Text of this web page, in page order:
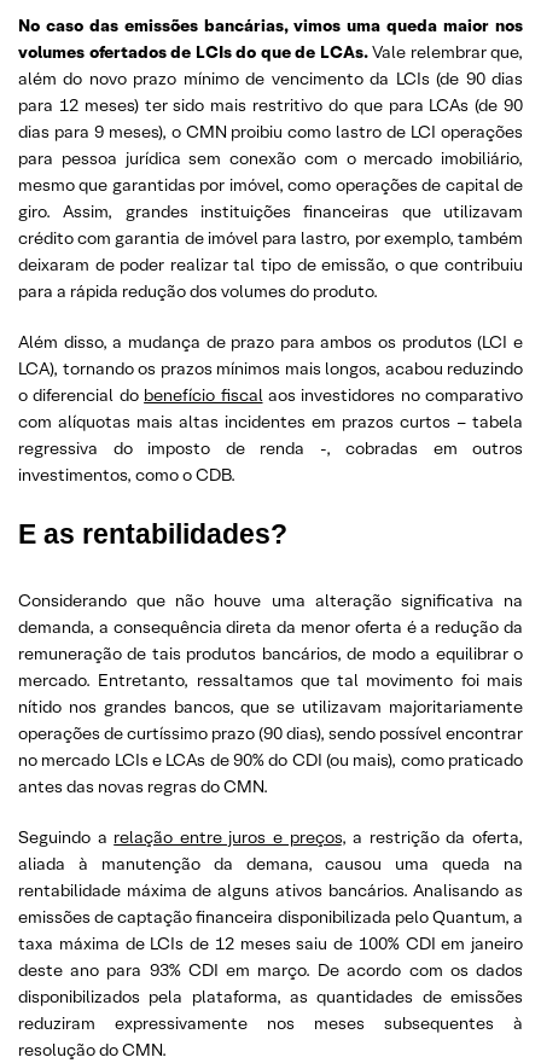
No caso das emissões bancárias, vimos uma queda maior nos
volumes ofertados de LCIs do que de LCAs.Vale relembrar que,
além do novo prazo mínimo de vencimento da LCIs (de 90 dias
para 12 meses) ter sido mais restritivo do que para LCAs (de 90
dias para 9 meses), o CMN proibiu como lastro de LCI operações
para pessoa jurídica sem conexão com o mercado imobiliário,
mesmo que garantidas por imóvel, como operações de capital de
giro. Assim, grandes instituições financeiras que utilizavam
crédito com garantia de imóvel para lastro, por exemplo, também
deixaram de poder realizar tal tipo de emissão, o que contribuiu
para a rápida redução dos volumes do produto.
Além disso, a mudança de prazo para ambos os produtos (LCI e
LCA), tornando os prazos mínimos mais longos, acabou reduzindo
o diferencial do benefício fiscalaos investidores no comparativo
com alíquotas mais altas incidentes em prazos curtos – tabela
regressiva do imposto de renda -, cobradas em outros
investimentos, como o CDB.
E as rentabilidades?
Considerando que não houve uma alteração significativa na
demanda, a consequência direta da menor oferta é a redução da
remuneração de tais produtos bancários, de modo a equilibrar o
mercado. Entretanto, ressaltamos que tal movimento foi mais
nítido nos grandes bancos, que se utilizavam majoritariamente
operações de curtíssimo prazo (90 dias), sendo possível encontrar
no mercado LCIs e LCAs de 90% do CDI (ou mais), como praticado
antes das novas regras do CMN.
Seguindo a relação entre juros e preços, a restrição da oferta,
aliada à manutenção da demana, causou uma queda na
rentabilidade máxima de alguns ativos bancários. Analisando as
emissões de captação financeira disponibilizada pelo Quantum, a
taxa máxima de LCIs de 12 meses saiu de 100% CDI em janeiro
deste ano para 93% CDI em março. De acordo com os dados
disponibilizados pela plataforma, as quantidades de emissões
reduziram expressivamente nos meses subsequentes à
resolução do CMN.